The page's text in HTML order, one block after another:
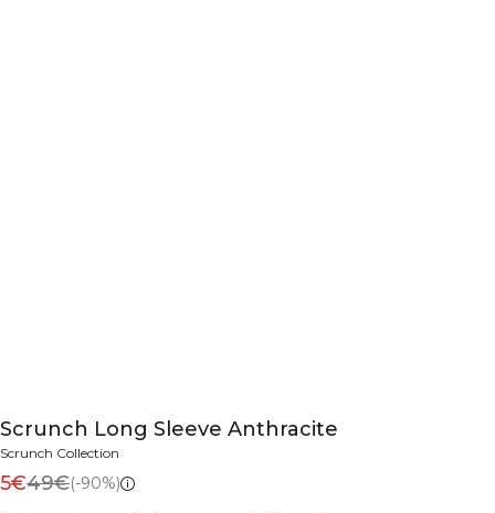
Scrunch Long Sleeve Anthracite
Scrunch Collection
5€49€(-90%)